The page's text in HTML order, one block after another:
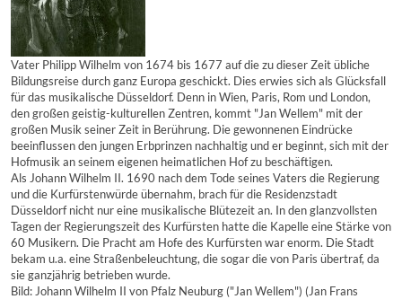
Vater Philipp Wilhelm von 1674 bis 1677 auf die zu dieser Zeit übliche
Bildungsreise durch ganz Europa geschickt. Dies erwies sich als Glücksfall
für das musikalische Düsseldorf. Denn in Wien, Paris, Rom und London,
den großen geistig-kulturellen Zentren, kommt "Jan Wellem" mit der
großen Musik seiner Zeit in Berührung. Die gewonnenen Eindrücke
beeinflussen den jungen Erbprinzen nachhaltig und er beginnt, sich mit der
Hofmusik an seinem eigenen heimatlichen Hof zu beschäftigen.
Als Johann Wilhelm II. 1690 nach dem Tode seines Vaters die Regierung
und die Kurfürstenwürde übernahm, brach für die Residenzstadt
Düsseldorf nicht nur eine musikalische Blütezeit an. In den glanzvollsten
Tagen der Regierungszeit des Kurfürsten hatte die Kapelle eine Stärke von
60 Musikern. Die Pracht am Hofe des Kurfürsten war enorm. Die Stadt
bekam u.a. eine Straßenbeleuchtung, die sogar die von Paris übertraf, da
sie ganzjährig betrieben wurde.
Bild: Johann Wilhelm II von Pfalz Neuburg ("Jan Wellem") (Jan Frans